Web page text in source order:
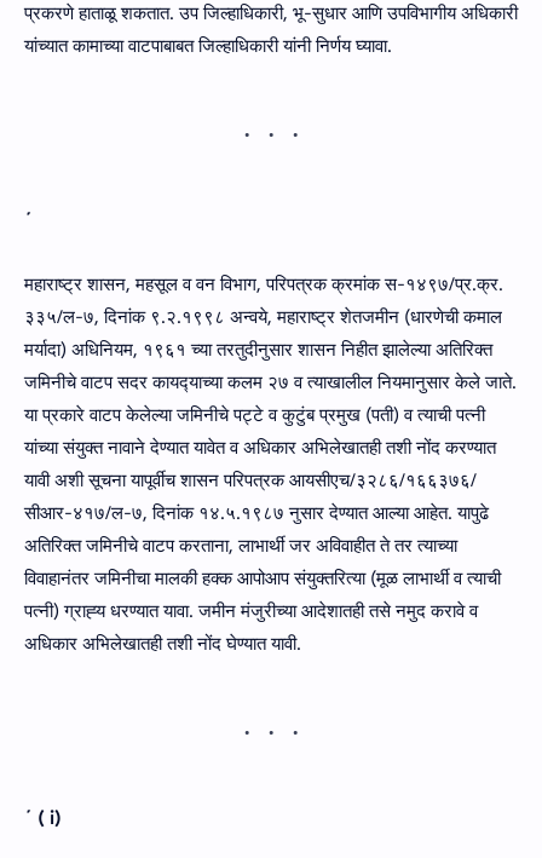
प्रकरणे हाताळू शकतात. उप जिल्‍हाधिकारी, भू-सुधार आणि उपविभागीय अधिकारी
यांच्‍यात कामाच्‍या वाटपाबाबत जिल्‍हाधिकारी यांनी निर्णय घ्‍यावा.
´
महाराष्ट्र शासन, महसूल व वन विभाग, परिपत्रक क्रमांक स-१४९७/प्र.क्र.
३३५/ल-७, दिनांक ९.२.१९९८ अन्‍वये, महाराष्ट्र शेतजमीन (धारणेची कमाल
मर्यादा) अधिनियम, १९६१ च्‍या तरतुदीनुसार शासन निहीत झालेल्‍या अतिरिक्त
जमिनीचे वाटप सदर कायद्‍याच्‍या कलम २७ व त्‍याखालील नियमानुसार केले जाते.
या प्रकारे वाटप केलेल्‍या जमिनीचे पट्टे व कुटुंब प्रमुख (पती) व त्‍याची पत्‍नी
यांच्‍या संयुक्‍त नावाने देण्‍यात यावेत व अधिकार अभिलेखातही तशी नोंद करण्‍यात
यावी अशी सूचना यापूर्वीच शासन परिपत्रक आयसीएच/३२८६/१६६३७६/
सीआर-४१७/ल-७, दिनांक १४.५.१९८७ नुसार देण्यात आल्या आहेत. यापुढे
अतिरिक्त जमिनीचे वाटप करताना, लाभार्थी जर अविवाहीत ते तर त्याच्‍या
विवाहानंतर जमिनीचा मालकी हक्‍क आपोआप संयुक्तरित्या (मूळ लाभार्थी व त्‍याची
पत्‍नी) ग्राह्‍य धरण्‍यात यावा. जमीन मंजुरीच्या आदेशातही तसे नमुद करावे व
अधिकार अभिलेखातही तशी नोंद घेण्यात यावी.
´ ( i)